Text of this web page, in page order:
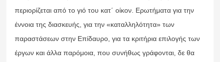
περιορίζεται από το γιό του κατ΄ οίκον. Ερωτήματα για την
έννοια της διασκευής, για την «καταλληλότητα» των
παραστάσεων στην Επίδαυρο, για τα κριτήρια επιλογής των
έργων και άλλα παρόμοια, που συνήθως γράφονται, δε θα